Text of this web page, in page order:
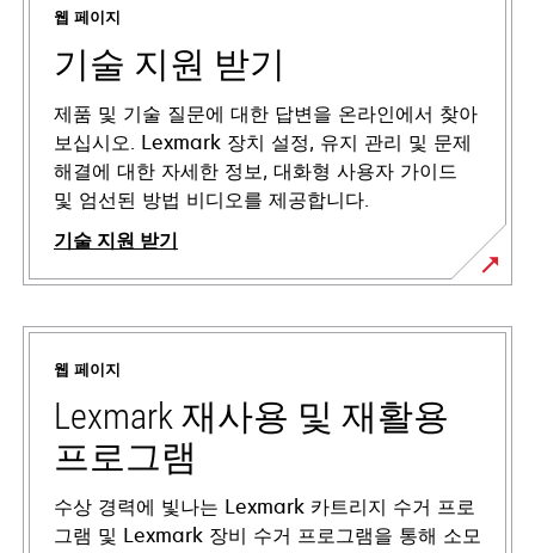
웹 페이지
기술 지원 받기
제품 및 기술 질문에 대한 답변을 온라인에서 찾아
보십시오. Lexmark 장치 설정, 유지 관리 및 문제
해결에 대한 자세한 정보, 대화형 사용자 가이드
및 엄선된 방법 비디오를 제공합니다.
기술 지원 받기
새
탭
웹 페이지
Lexmark 재사용 및 재활용
프로그램
수상 경력에 빛나는 Lexmark 카트리지 수거 프로
그램 및 Lexmark 장비 수거 프로그램을 통해 소모